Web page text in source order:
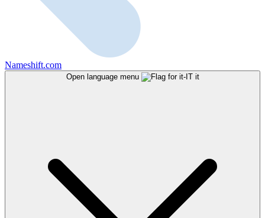
Nameshift.com
Open language menu it